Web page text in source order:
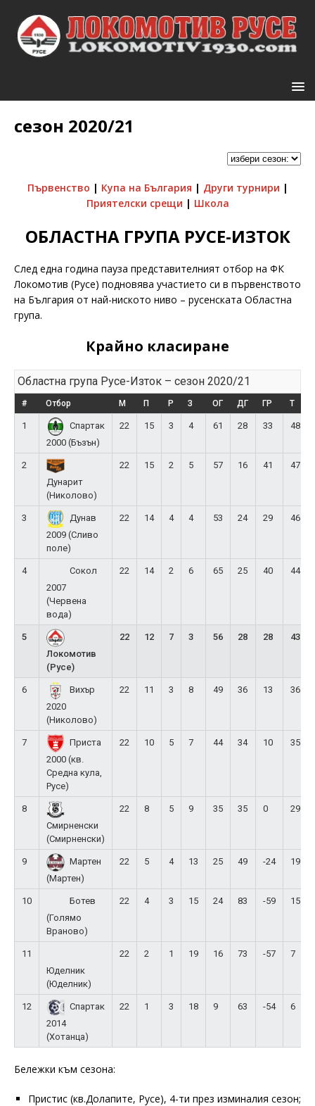
сезон 2020/21
Първенство | Купа на България | Други турнири |
Приятелски срещи | Школа
ОБЛАСТНА ГРУПА РУСЕ-ИЗТОК
След една година пауза представителният отбор на ФК
Локомотив (Русе) подновява участието си в първенството
на България от най-ниското ниво – русенската Областна
група.
Крайно класиране
Областна група Русе-Изток – сезон 2020/21
# Отбор М П Р З ОГ ДГ ГР Т
1
Спартак
2000 (Бъзън)
22 15 3 4 61 28 33 48
2
Дунарит
(Николово)
22 15 2 5 57 16 41 47
3
Дунав
2009 (Сливо
поле)
22 14 4 4 53 24 29 46
4
Сокол
2007
(Червена
вода)
22 14 2 6 65 25 40 44
5
Локомотив
(Русе)
22 12 7 3 56 28 28 43
6
Вихър
2020
(Николово)
22 11 3 8 49 36 13 36
7
Приста
2000 (кв.
Средна кула,
Русе)
22 10 5 7 44 34 10 35
8
Смирненски
(Смирненски)
22 8 5 9 35 35 0 29
9
Мартен
(Мартен)
22 5 4 13 25 49 -24 19
10
Ботев
(Голямо
Враново)
22 4 3 15 24 83 -59 15
11
Юделник
(Юделник)
22 2 1 19 16 73 -57 7
12
Спартак
2014
(Хотанца)
22 1 3 18 9 63 -54 6
Бележки към сезона:
Пристис (кв.Долапите, Русе), 4-ти през изминалия сезон;